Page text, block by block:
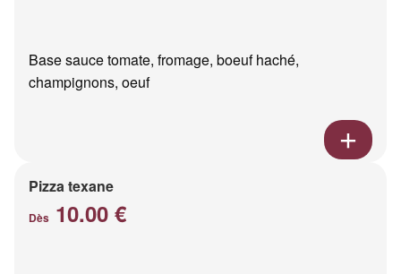
Base sauce tomate, fromage, boeuf haché,
champignons, oeuf
Pizza texane
Dès 10.00 €